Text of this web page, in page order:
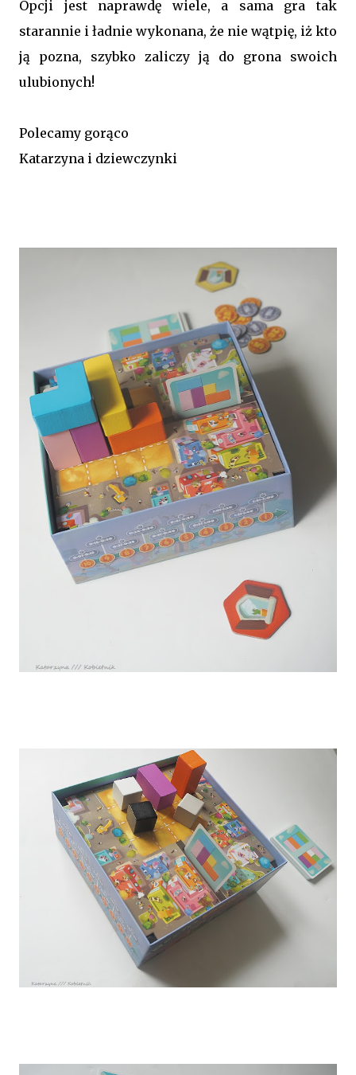
Opcji jest naprawdę wiele, a sama gra tak
starannie i ładnie wykonana, że nie wątpię, iż kto
ją pozna, szybko zaliczy ją do grona swoich
ulubionych!
Polecamy gorąco
Katarzyna i dziewczynki